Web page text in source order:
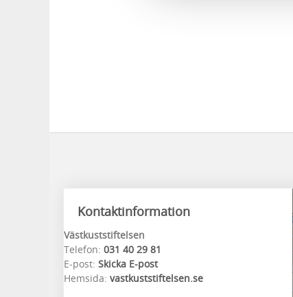
Kontaktinformation
Västkuststiftelsen
Telefon: 031 40 29 81
E-post: Skicka E-post
Hemsida: vastkuststiftelsen.se